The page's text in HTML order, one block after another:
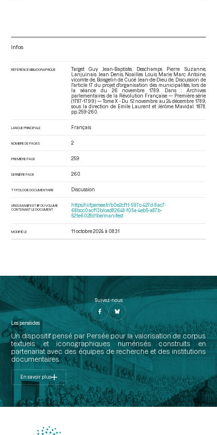
Infos
RÉFÉRENCE BIBLIOGRAPHIQUE
Target Guy Jean-Baptiste, Deschamps Pierre Suzanne,
Lanjuinais Jean Denis, Noailles Louis Marie Marc Antoine,
vicomte de, Boisgelin de Cucé Jean-de-Dieu de. Discussion de
l'article 17 du projet d'organisation des municipalités, lors de
la séance du 26 novembre 1789. Dans : Archives
parlementaires de la Révolution Française — Première série
(1787-1799) — Tome X - Du 12 novembre au 24 décembre 1789
sous la direction de Emile Laurent et Jérôme Mavidal. 1878.
pp. 259-260.
LANGUE PRINCIPALE Français
NOMBRE DE PAGES 2
PREMIÈRE PAGE 259
DERNIÈRE PAGE 260
TYPOLOGIE DOCUMENTAIRE Discussion
URI DU MANIFEST IIIF DU VOLUME
CONTENANT LE DOCUMENT
https://iiif.persee.fr/b0e2cf11-597c-427d-8ac7-
68bcc0acf13b/ced82648-f05a-4eb5-a87b-
521e6028d1be/manifest
MODIFIÉ LE 11 octobre 2024 à 08:31
Suivez-nous
Les perséides
Un dispositif pensé par Persée pour la valorisation de corpus
textuels et iconographiques numérisés construits en
partenariat avec des équipes de recherche et des institutions
documentaires.
En savoir plus